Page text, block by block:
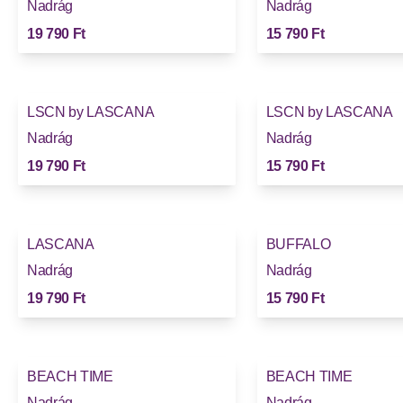
Nadrág
19 790 Ft
Nadrág
15 790 Ft
LSCN by LASCANA
Nadrág
19 790 Ft
LSCN by LASCANA
Nadrág
15 790 Ft
LASCANA
Nadrág
19 790 Ft
Új
BUFFALO
Nadrág
15 790 Ft
Új
BEACH TIME
Új
BEACH TIME